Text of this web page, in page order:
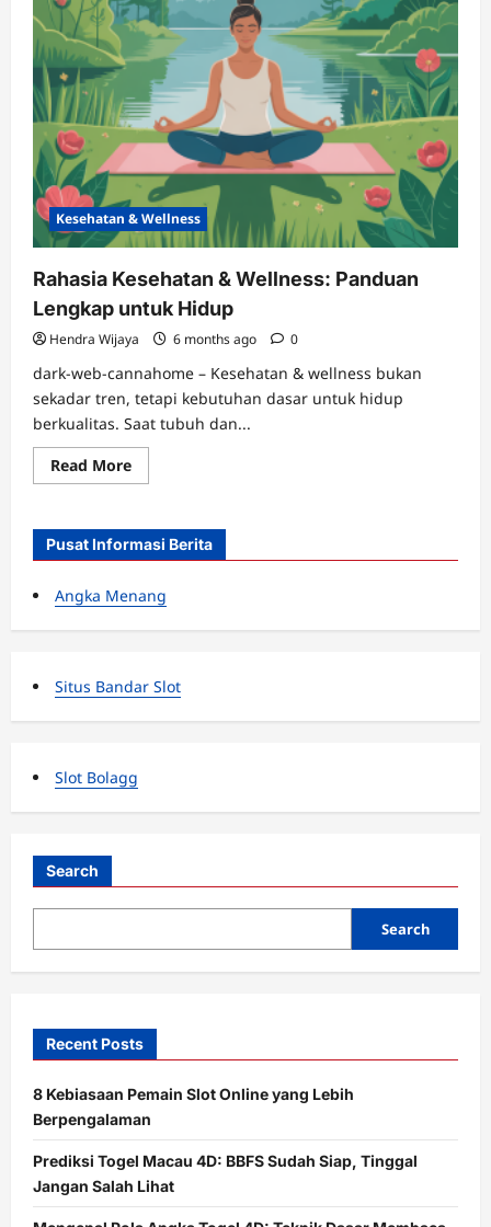
Kesehatan & Wellness
Rahasia Kesehatan & Wellness: Panduan
Lengkap untuk Hidup
Hendra Wijaya 6 months ago 0
dark-web-cannahome – Kesehatan & wellness bukan
sekadar tren, tetapi kebutuhan dasar untuk hidup
berkualitas. Saat tubuh dan...
Read MoreRead
more
Kesehatan
&
Wellness:
untuk
Pusat Informasi Berita
Angka Menang
Situs Bandar Slot
Slot Bolagg
Search
Search
Recent Posts
8 Kebiasaan Pemain Slot Online yang Lebih
Berpengalaman
Prediksi Togel Macau 4D: BBFS Sudah Siap, Tinggal
Jangan Salah Lihat